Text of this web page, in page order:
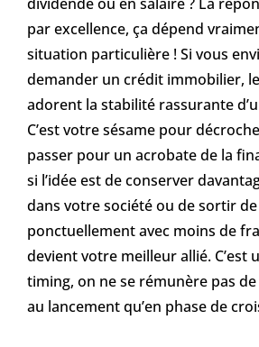
par excellence, ça dépend
situation particulière ! Si vous
demander un crédit immobilier,
adorent la stabilité rassurante
C’est votre sésame pour
passer pour un acrobate de la
si l’idée est de conserver
dans votre société ou de sortir de
ponctuellement avec moins de
devient votre meilleur allié. C’est
timing, on ne se rémunère pas
au lancement qu’en phase de